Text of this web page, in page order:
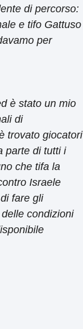
di percorso:
e tifo Gattuso
per
è stato un mio
di
trovato giocatori
parte di tutti i
che tifa la
Israele
fare gli
condizioni